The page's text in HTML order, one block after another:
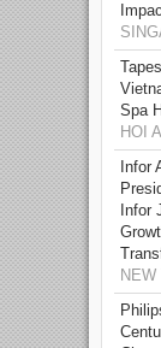
Spa
HOI
Infor
Infor